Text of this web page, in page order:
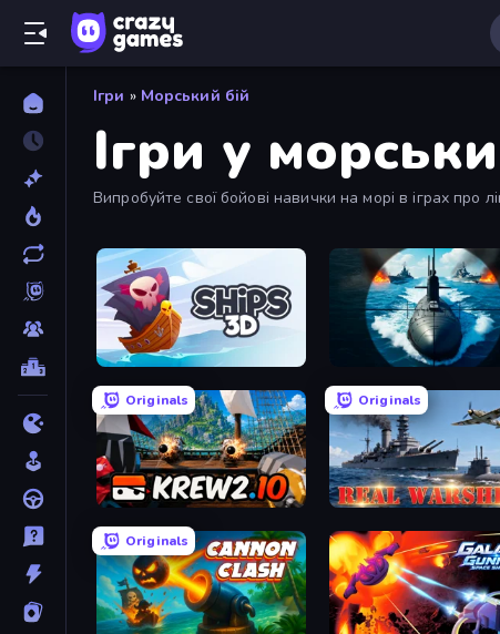
Ігри » Морський бій
Ігри у
Випробуйте свої бойові навички на морі в іграх про
Ships 3D Ships Battlefield 3D
Originals
Krew.io
Originals
Real Warships
Originals